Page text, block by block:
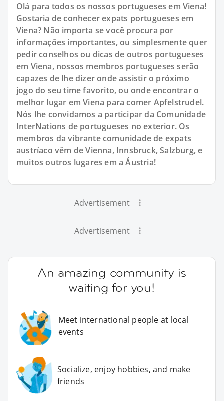
Olá para todos os nossos portugueses em Viena!
Gostaria de conhecer expats portugueses em
Viena? Não importa se você procura por
informações importantes, ou simplesmente quer
pedir conselhos ou dicas de outros portugueses
em Viena, nossos membros portugueses serão
capazes de lhe dizer onde assistir o próximo
jogo do seu time favorito, ou onde encontrar o
melhor lugar em Viena para comer Apfelstrudel.
Nós lhe convidamos a participar da Comunidade
InterNations de portugueses no exterior. Os
membros da vibrante comunidade de expats
austríaco vêm de Vienna, Innsbruck, Salzburg, e
muitos outros lugares em a Áustria!
Advertisement
Advertisement
An amazing community is
waiting for you!
Meet international people at local
events
Socialize, enjoy hobbies, and make
friends